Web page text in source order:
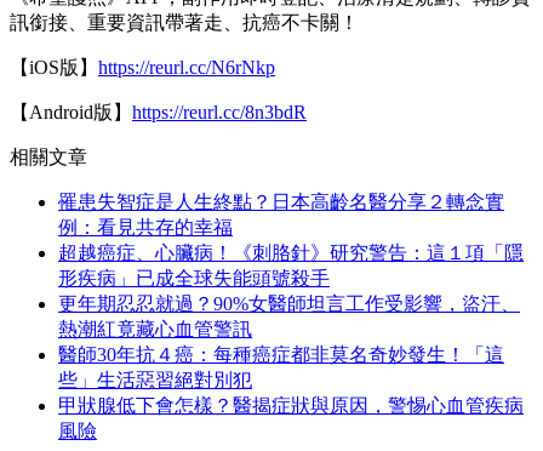
訊銜接、重要資訊帶著走、抗癌不卡關！
【iOS版】 https://reurl.cc/N6rNkp
【Android版】 https://reurl.cc/8n3bdR
相關文章
罹患失智症是人生終點？日本高齡名醫分享２轉念實
例：看見共存的幸福
超越癌症、心臟病！《刺胳針》研究警告：這１項「隱
形疾病」已成全球失能頭號殺手
更年期忍忍就過？90%女醫師坦言工作受影響，盜汗、
熱潮紅竟藏心血管警訊
醫師30年抗４癌：每種癌症都非莫名奇妙發生！「這
些」生活惡習絕對別犯
甲狀腺低下會怎樣？醫揭症狀與原因，警惕心血管疾病
風險